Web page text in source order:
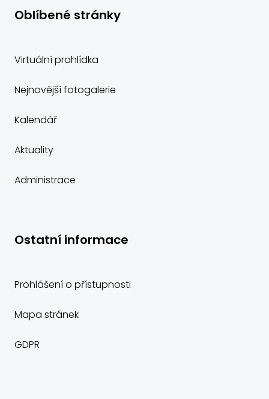
Oblíbené stránky
Virtuální prohlídka
Nejnovější fotogalerie
Kalendář
Aktuality
Administrace
Ostatní informace
Prohlášení o přístupnosti
Mapa stránek
GDPR